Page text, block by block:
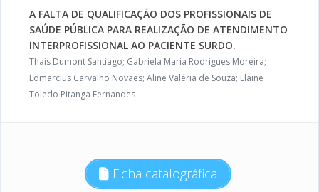
A FALTA DE QUALIFICAÇÃO DOS PROFISSIONAIS DE
SAÚDE PÚBLICA PARA REALIZAÇÃO DE ATENDIMENTO
INTERPROFISSIONAL AO PACIENTE SURDO.
Thais Dumont Santiago; Gabriela Maria Rodrigues Moreira;
Edmarcius Carvalho Novaes; Aline Valéria de Souza; Elaine
Toledo Pitanga Fernandes
Ficha catalográfica